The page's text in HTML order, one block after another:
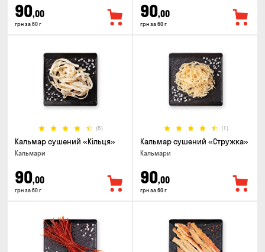
90,00
грн за 60 г
90,00
грн за 60 г
(6)
Кальмар сушений «Кільця»
Кальмари
90,00
грн за 60 г
(1)
Кальмар сушений «Стружка»
Кальмари
90,00
грн за 60 г